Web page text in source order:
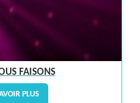
FAISONS
PLUS